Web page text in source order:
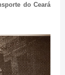
do Ceará